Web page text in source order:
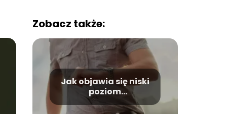
Zobacz także:
Jak objawia się niski
poziom
testosteronu?